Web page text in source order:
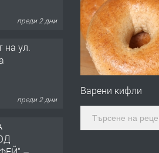
–
Варени кифли